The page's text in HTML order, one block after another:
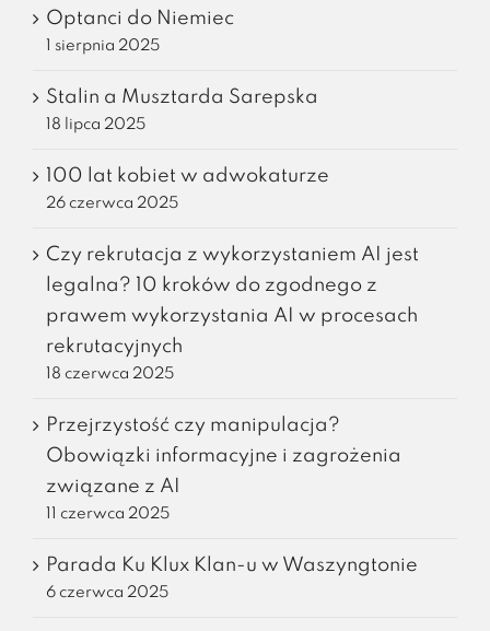
Optanci do Niemiec
1 sierpnia 2025
Stalin a Musztarda Sarepska
18 lipca 2025
100 lat kobiet w adwokaturze
26 czerwca 2025
Czy rekrutacja z wykorzystaniem AI jest
legalna? 10 kroków do zgodnego z
prawem wykorzystania AI w procesach
rekrutacyjnych
18 czerwca 2025
Przejrzystość czy manipulacja?
Obowiązki informacyjne i zagrożenia
związane z AI
11 czerwca 2025
Parada Ku Klux Klan-u w Waszyngtonie
6 czerwca 2025